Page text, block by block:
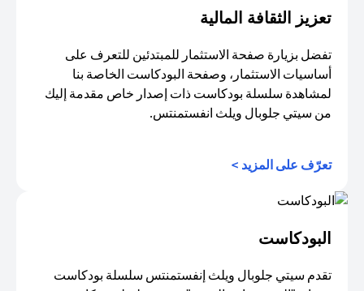
تعزيز الثقافة المالية
تفضل بزيارة صفحة الاستثمار للمبتدئين للتعرف على
أساسيات الاستثمار، وصفحة البودكاست الخاصة بنا
لمشاهدة سلسلة بودكاست ذات إصدار خاص مقدمة إليك
من سيتي جلوبال ويلث انفستمنتس.
تعرّف على المزيد >
البودكاست
تقدم سيتي جلوبال ويلث إنفستمنتس سلسلة بودكاست